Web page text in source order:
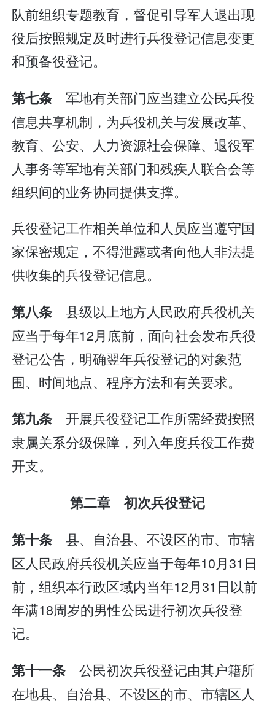
队前组织专题教育，督促引导军人退出现
役后按照规定及时进行兵役登记信息变更
和预备役登记。
第七条军地有关部门应当建立公民兵役
信息共享机制，为兵役机关与发展改革、
教育、公安、人力资源社会保障、退役军
人事务等军地有关部门和残疾人联合会等
组织间的业务协同提供支撑。
兵役登记工作相关单位和人员应当遵守国
家保密规定，不得泄露或者向他人非法提
供收集的兵役登记信息。
第八条县级以上地方人民政府兵役机关
应当于每年12月底前，面向社会发布兵役
登记公告，明确翌年兵役登记的对象范
围、时间地点、程序方法和有关要求。
第九条开展兵役登记工作所需经费按照
隶属关系分级保障，列入年度兵役工作费
开支。
第二章 初次兵役登记
第十条县、自治县、不设区的市、市辖
区人民政府兵役机关应当于每年10月31日
前，组织本行政区域内当年12月31日以前
年满18周岁的男性公民进行初次兵役登
记。
第十一条公民初次兵役登记由其户籍所
在地县、自治县、不设区的市、市辖区人